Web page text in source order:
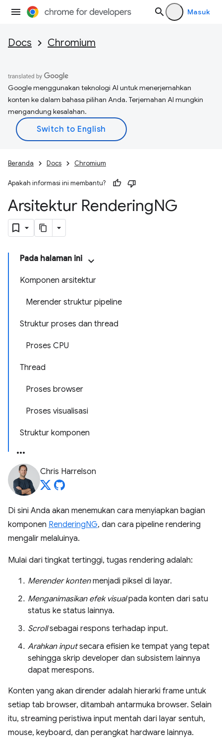
Masuk
Docs Chromium
Google menggunakan teknologi AI untuk menerjemahkan
konten ke dalam bahasa pilihan Anda. Terjemahan AI mungkin
mengandung kesalahan.
Beranda Docs Chromium
Apakah informasi ini membantu?
Arsitektur RenderingNG
Pada halaman ini
Komponen arsitektur
Merender struktur pipeline
Struktur proses dan thread
Proses CPU
Thread
Proses browser
Proses visualisasi
Struktur komponen
Chris Harrelson
Di sini Anda akan menemukan cara menyiapkan bagian
komponen RenderingNG, dan cara pipeline rendering
mengalir melaluinya.
Mulai dari tingkat tertinggi, tugas rendering adalah:
Merender kontenmenjadi piksel di layar.
Menganimasikan efek visualpada konten dari satu
status ke status lainnya.
Scrollsebagai respons terhadap input.
Arahkan inputsecara efisien ke tempat yang tepat
sehingga skrip developer dan subsistem lainnya
dapat merespons.
Konten yang akan dirender adalah hierarki frame untuk
setiap tab browser, ditambah antarmuka browser. Selain
itu, streaming peristiwa input mentah dari layar sentuh,
mouse, keyboard, dan perangkat hardware lainnya.